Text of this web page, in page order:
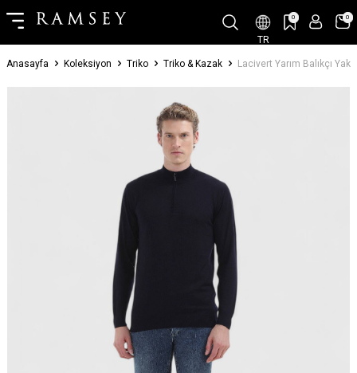
TR
0 0
Anasayfa Koleksiyon Triko Triko & Kazak Lacivert Yarım Balıkçı